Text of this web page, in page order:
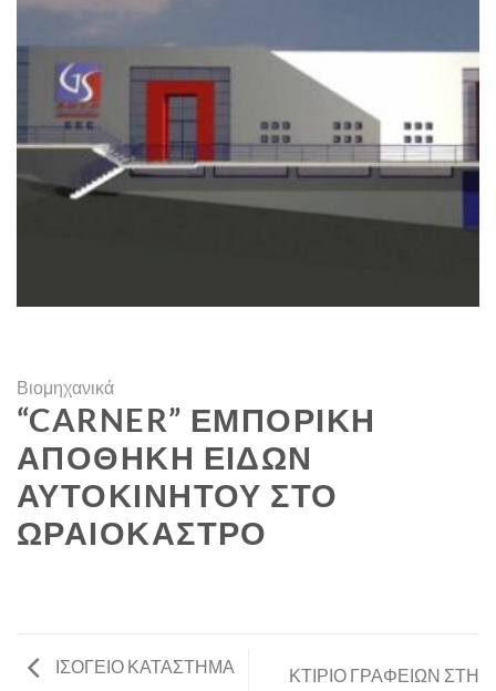
Βιομηχανικά
“CARNER” ΕΜΠΟΡΙΚΗ
ΑΠΟΘΗΚΗ ΕΙΔΩΝ
ΑΥΤΟΚΙΝΗΤΟΥ ΣΤΟ
ΩΡΑΙΟΚΑΣΤΡΟ
ΙΣΟΓΕΙΟ ΚΑΤΑΣΤΗΜΑ
ΚΤΙΡΙΟ ΓΡΑΦΕΙΩΝ ΣΤΗ